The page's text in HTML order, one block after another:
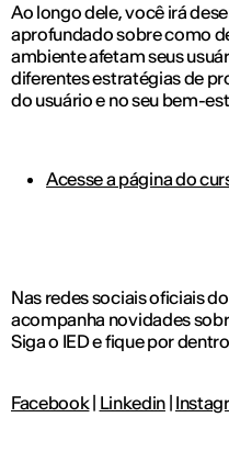
Ao longo dele, você irá
aprofundado sobre como
ambiente afetam seus
diferentes estratégias de
do usuário e no seu bem-
Acesse a página do
Nas redes sociais oficiais
acompanha novidades
Siga o IED e fique por
Facebook| Linkedin|